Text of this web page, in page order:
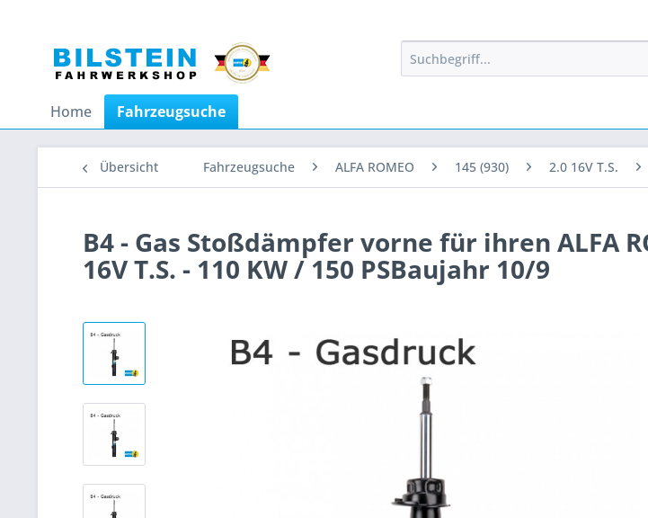
Home Fahrzeugsuche
Übersicht Fahrzeugsuche ALFA ROMEO 145 (930) 2.0 16V T.S.
B4 - Gas Stoßdämpfer vorne für ihren ALFA
16V T.S. - 110 KW / 150 PSBaujahr 10/9